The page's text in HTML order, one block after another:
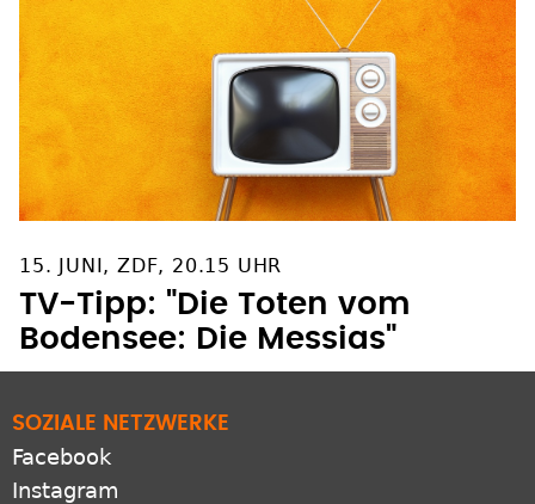
15. JUNI, ZDF, 20.15 UHR
TV-Tipp: "Die Toten vom
Bodensee: Die Messias"
SOZIALE NETZWERKE
Facebook
Instagram